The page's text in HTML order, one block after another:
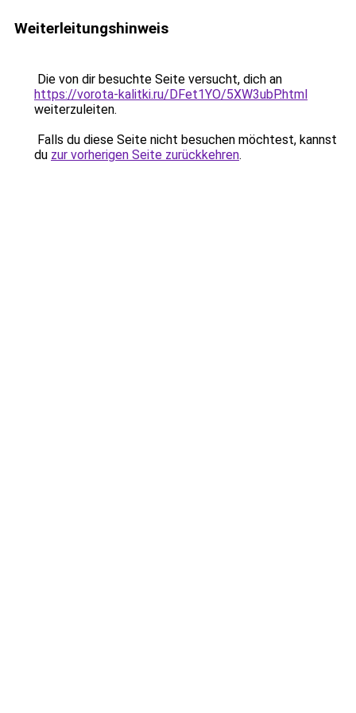
Weiterleitungshinweis
Die von dir besuchte Seite versucht, dich an
https://vorota-kalitki.ru/DFet1YO/5XW3ubP.html
weiterzuleiten.
Falls du diese Seite nicht besuchen möchtest, kannst
du zur vorherigen Seite zurückkehren.